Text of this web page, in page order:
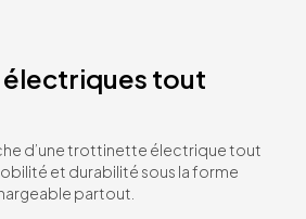
tout
d’une trottinette électrique tout
et durabilité sous la forme
partout.